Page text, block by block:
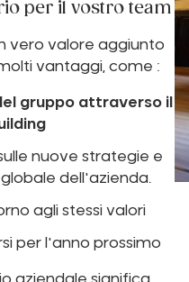
per il vostro team
vero valore aggiunto
vantaggi, come :
gruppo attraverso il
nuove strategie e
dell'azienda.
agli stessi valori
per l'anno prossimo